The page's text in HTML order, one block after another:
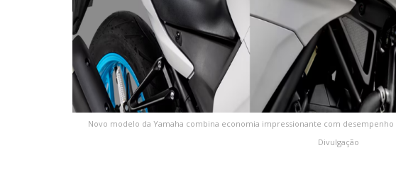
Novo modelo da Yamaha combina economia impressionante com
Divulgação